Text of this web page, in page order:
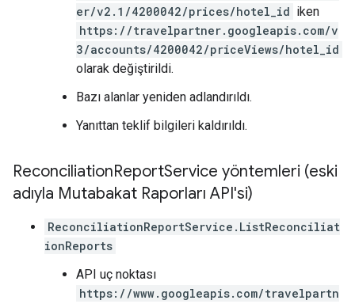
er/v2.1/4200042/prices/hotel_id iken
https://travelpartner.googleapis.com/v
3/accounts/4200042/priceViews/hotel_id
olarak değiştirildi.
Bazı alanlar yeniden adlandırıldı.
Yanıttan teklif bilgileri kaldırıldı.
ReconciliationReportService yöntemleri (eski
adıyla Mutabakat Raporları API'si)
ReconciliationReportService.ListReconciliat
ionReports
API uç noktası
https://www.googleapis.com/travelpartn